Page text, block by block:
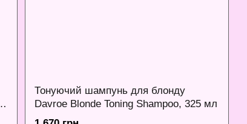
Тонуючий шампунь для блонду
Davroe Blonde Toning Shampoo, 325 мл